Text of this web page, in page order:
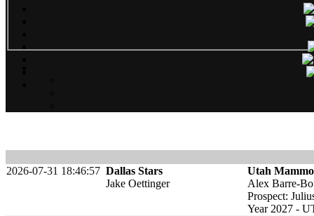
2026-07-31 18:46:57 Dallas Stars
Jake Oettinger
Utah
Alex Barre-
Prospect:
Year 2027 -